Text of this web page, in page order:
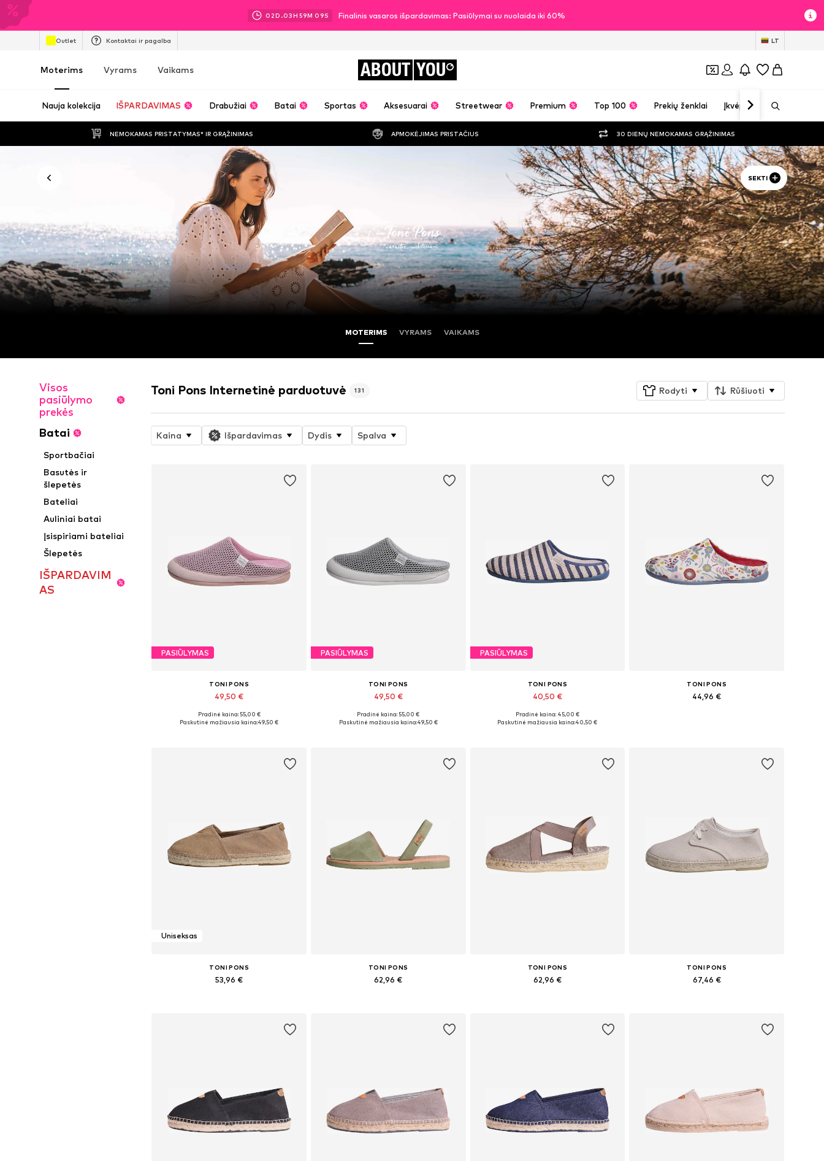
02D.03H 59M 07S Finalinis vasaros išpardavimas: Pasiūlymai su nuolaida iki 60%
Outlet Kontaktai ir pagalba LT
Moterims Vyrams Vaikams ABOUT YOU
Nauja kolekcija IŠPARDAVIMAS Drabužiai Batai Sportas Aksesuarai Streetwear Premium Top 100 Prekių ženklai Įkvėpimas
NEMOKAMAS PRISTATYMAS* IR GRĄŽINIMAS APMOKĖJIMAS PRISTAČIUS 30 DIENŲ NEMOKAMAS GRĄŽINIMAS
SEKTI
MOTERIMS VYRAMS VAIKAMS
Visos
pasiūlymo
prekės
Batai
Sportbačiai
Basutės ir
šlepetės
Bateliai
Auliniai batai
Įsispiriami bateliai
Šlepetės
IŠPARDAVIM
AS
Toni Pons Internetinė parduotuvė 131 Rodyti Rūšiuoti
Kaina Išpardavimas Dydis Spalva
PASIŪLYMAS
TONI PONS
49,50 €
Yra daugybė dydžių
Pradinė kaina: 55,00 €
Paskutinė mažiausia kaina:49,50 €
PASIŪLYMAS
TONI PONS
49,50 €
Yra daugybė dydžių
Pradinė kaina: 55,00 €
Paskutinė mažiausia kaina:49,50 €
PASIŪLYMAS
TONI PONS
40,50 €
Galimi dydžiai: 37, 38, 39, 40, 41, 42
Pradinė kaina: 45,00 €
Paskutinė mažiausia kaina:40,50 €
TONI PONS
44,96 €
Uniseksas
TONI PONS
53,96 €
TONI PONS
62,96 €
TONI PONS
62,96 €
TONI PONS
67,46 €